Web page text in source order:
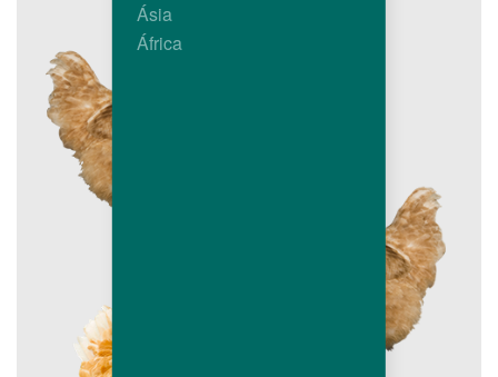
Ásia
África